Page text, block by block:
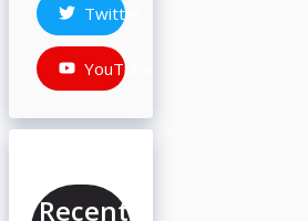
Twitter
YouTube
Recent